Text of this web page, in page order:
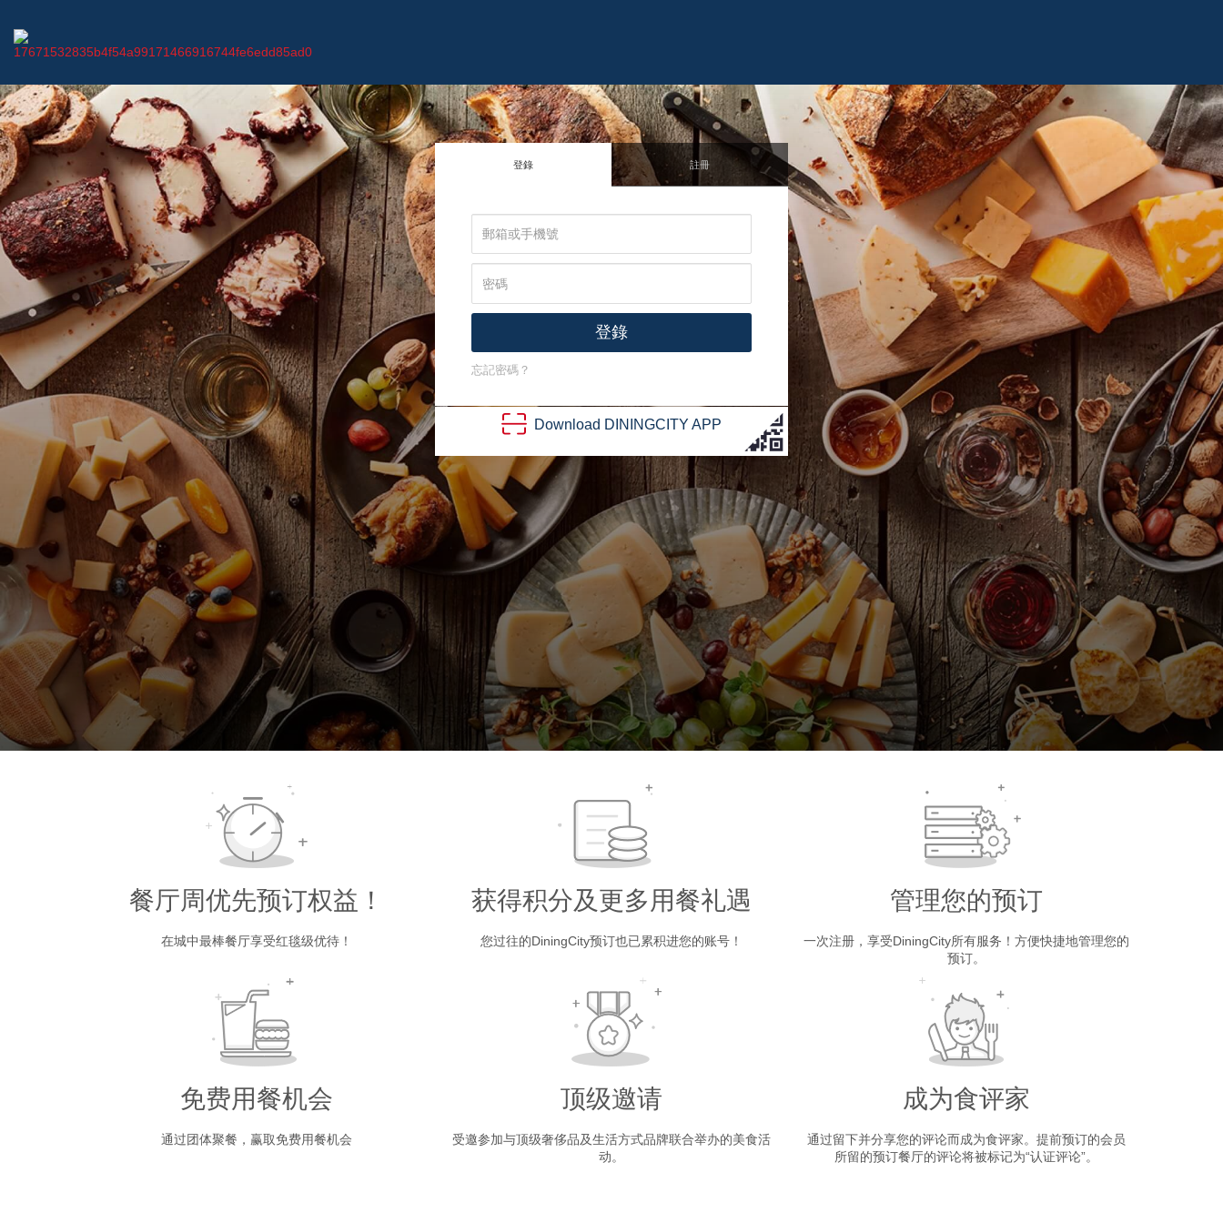
登錄 註冊
登錄
忘記密碼？
Download DININGCITY APP
餐厅周优先预订权益！
在城中最棒餐厅享受红毯级优待！
获得积分及更多用餐礼遇
您过往的DiningCity预订也已累积进您的账号！
管理您的预订
一次注册，享受DiningCity所有服务！方便快捷地管理您的
预订。
免费用餐机会
通过团体聚餐，赢取免费用餐机会
顶级邀请
受邀参加与顶级奢侈品及生活方式品牌联合举办的美食活
动。
成为食评家
通过留下并分享您的评论而成为食评家。提前预订的会员
所留的预订餐厅的评论将被标记为“认证评论”。